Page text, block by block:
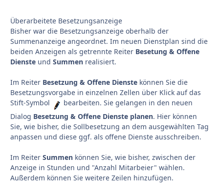
Überarbeitete Besetzungsanzeige
Bisher war die Besetzungsanzeige oberhalb der
Summenanzeige angeordnet. Im neuen Dienstplan sind die
beiden Anzeigen als getrennte Reiter Besetung & Offene
Dienste und Summen realisiert.
Im Reiter Besetzung & Offene Dienste können Sie die
Besetzungsvorgabe in einzelnen Zellen über Klick auf das
Stift-Symbol
bearbeiten. Sie gelangen in den neuen
Dialog Besetzung & Offene Dienste planen. Hier können
Sie, wie bisher, die Sollbesetzung an dem ausgewählten Tag
anpassen und diese ggf. als offene Dienste ausschreiben.
Im Reiter Summen können Sie, wie bisher, zwischen der
Anzeige in Stunden und "Anzahl Mitarbeier" wählen.
Außerdem können Sie weitere Zeilen hinzufügen.